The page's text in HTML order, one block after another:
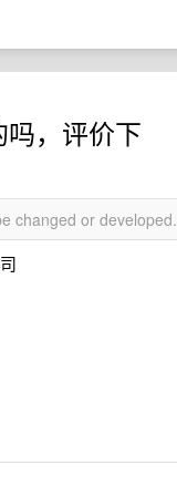
吗，评价下
changed or developed.